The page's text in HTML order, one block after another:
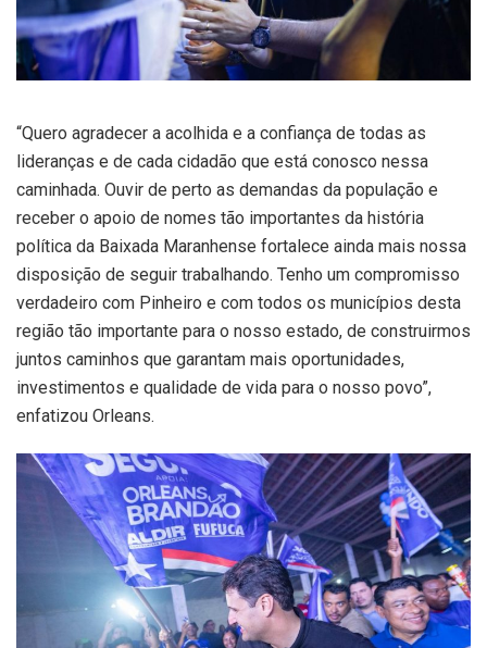
“Quero agradecer a acolhida e a confiança de todas as
lideranças e de cada cidadão que está conosco nessa
caminhada. Ouvir de perto as demandas da população e
receber o apoio de nomes tão importantes da história
política da Baixada Maranhense fortalece ainda mais nossa
disposição de seguir trabalhando. Tenho um compromisso
verdadeiro com Pinheiro e com todos os municípios desta
região tão importante para o nosso estado, de construirmos
juntos caminhos que garantam mais oportunidades,
investimentos e qualidade de vida para o nosso povo”,
enfatizou Orleans.